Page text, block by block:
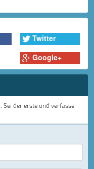
Twitter
Google+
Sei der erste und verfasse